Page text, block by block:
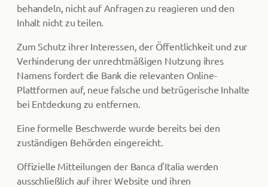
behandeln, nicht auf Anfragen zu reagieren und den
Inhalt nicht zu teilen.
Zum Schutz ihrer Interessen, der Öffentlichkeit und zur
Verhinderung der unrechtmäßigen Nutzung ihres
Namens fordert die Bank die relevanten Online-
Plattformen auf, neue falsche und betrügerische Inhalte
bei Entdeckung zu entfernen.
Eine formelle Beschwerde wurde bereits bei den
zuständigen Behörden eingereicht.
Offizielle Mitteilungen der Banca d'Italia werden
ausschließlich auf ihrer Website und ihren